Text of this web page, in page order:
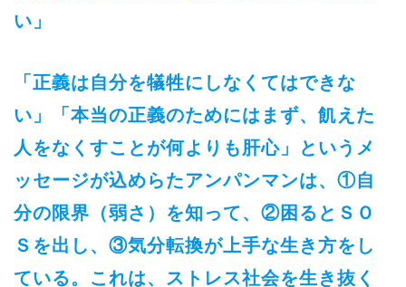
い」
「正義は自分を犠牲にしなくてはできな
い」「本当の正義のためにはまず、飢えた
人をなくすことが何よりも肝心」というメ
ッセージが込めらたアンパンマンは、①自
分の限界（弱さ）を知って、②困るとＳＯ
Ｓを出し、③気分転換が上手な生き方をし
ている。これは、ストレス社会を生き抜く